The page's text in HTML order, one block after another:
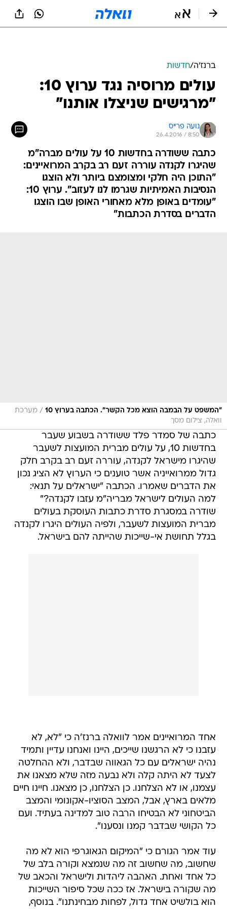
ברנז'ה/חדשות
עולים מרוסיה נגד ערוץ 10:
"מרגישים שניצלו אותנו"
נועה פרייס
26.4.2016 / 8:50
כתבה ששודרה בחדשות 10 על עולים מברה"מ
שהיגרו לקנדה עוררה זעם רב בקרב המרואיינים:
"התוכן היה חלקי ומצומצם ביותר ולא הוצגו
הנסיבות האמיתיות שגרמו לנו לעזוב". ערוץ 10:
"עומדים באופן מלא מאחורי האופן שבו הוצגו
הדברים בסדרת הכתבות"
"המשפט על הבמבה הוצא מכל הקשר". הכתבה בערוץ 10 / מערכת
וואלה, צילום מסך
כתבה של סמדר פלד ששודרה בשבוע שעבר
בחדשות 10, על עולים מברית המועצות לשעבר
שהיגרו מישראל לקנדה, עוררה זעם רב בקרב חלק
גדול ממרואייניה אשר טוענים כי הערוץ לא הציג נכון
את הדברים שאמרו. הכתבה "ישראלים על תנאי:
למה העולים לישראל מבריה"מ עזבו לקנדה?"
שודרה במסגרת סדרת כתבות העוסקת בעולים
מברית המועצות לשעבר, ולפיה העולים היגרו לקנדה
בגלל תחושת אי-שייכות שהייתה להם בישראל.
אחד המרואיינים אמר לוואלה ברנז'ה כי "לא, לא
עזבנו כי לא הרגשנו שייכים, היינו ואנחנו עדיין ותמיד
נהיה ישראלים עם כל הגאווה שבדבר, ולא ההחלטה
לצעד לא היתה קלה ולא נבעה מזה שלא מצאנו את
עצמנו, או לא הצלחנו. כן הצלחנו, כן מצאנו. חיינו חיים
מלאים בארץ, אבל, המצב הסוציו-אקונומי והמצב
הביטחוני לא הבטיחו הרבה טוב למדינה בעתיד. ועם
כל הקושי שבדבר קמנו ונסענו".
עוד אמר הגורם כי "המיקום הגאוגרפי הוא לא מה
שחשוב, מה שחשוב זה מה שנמצא וקורה בלב של
כל אחד ואחת. האהבה ליהדות ולישראל והכאב של
מה שקורה בישראל. אז ככה שכל סיפור השייכות
הוא בולשיט אחד גדול, לפחות מבחינתנו". בנוסף,